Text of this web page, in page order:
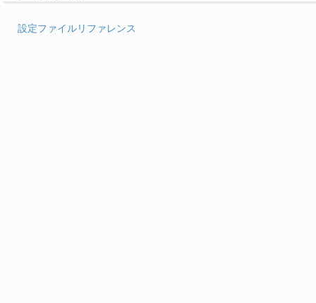
設定ファイルリファレンス